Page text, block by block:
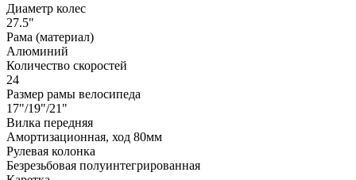
Диаметр колес
27.5"
Рама (материал)
Алюминий
Количество скоростей
24
Размер рамы велосипеда
17"/19"/21"
Вилка передняя
Амортизационная, ход 80мм
Рулевая колонка
Безрезьбовая полуинтегрированная